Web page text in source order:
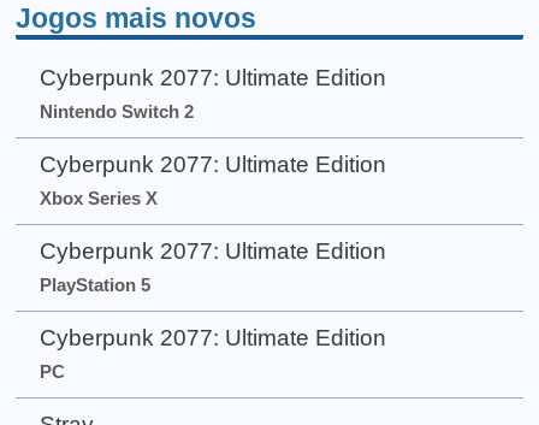
Jogos mais novos
Cyberpunk 2077: Ultimate Edition
Nintendo Switch 2
Cyberpunk 2077: Ultimate Edition
Xbox Series X
Cyberpunk 2077: Ultimate Edition
PlayStation 5
Cyberpunk 2077: Ultimate Edition
PC